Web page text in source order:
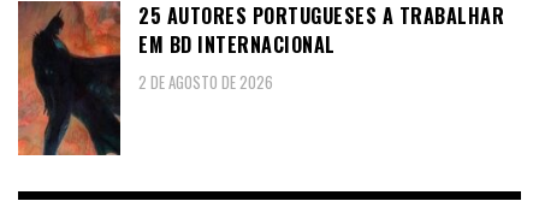
25 AUTORES PORTUGUESES A TRABALHAR
EM BD INTERNACIONAL
2 DE AGOSTO DE 2026